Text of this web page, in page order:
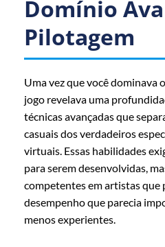
Domínio
Pilotagem
Uma vez que você dominava
jogo revelava uma
técnicas avançadas que
casuais dos verdadeiros
virtuais. Essas habilidades
para serem desenvolvidas,
competentes em artistas que
desempenho que parecia
menos experientes.